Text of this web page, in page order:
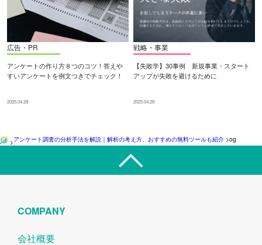
広告・PR
アンケートの作り方８つのコツ！答えや
すいアンケートを例文つきでチェック！
2025.04.28
戦略・事業
【失敗学】30事例 新規事業・スタート
アップが失敗を避けるために
2025.04.28
>アンケート調査の分析手法を解説｜解析の考え方、おすすめの無料ツールも紹介>og
COMPANY
会社概要